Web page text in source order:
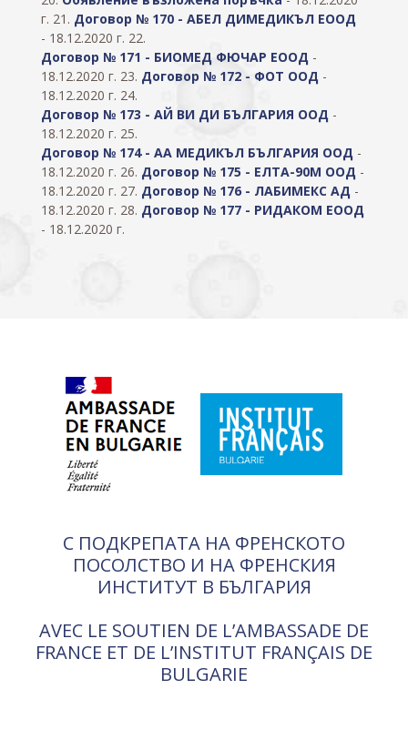
г. 21. Договор № 170 - АБЕЛ ДИМЕДИКЪЛ ЕООД
- 18.12.2020 г. 22.
Договор № 171 - БИОМЕД ФЮЧАР ЕООД -
18.12.2020 г. 23. Договор № 172 - ФОТ ООД -
18.12.2020 г. 24.
Договор № 173 - АЙ ВИ ДИ БЪЛГАРИЯ ООД -
18.12.2020 г. 25.
Договор № 174 - АА МЕДИКЪЛ БЪЛГАРИЯ ООД -
18.12.2020 г. 26. Договор № 175 - ЕЛТА-90М ООД -
18.12.2020 г. 27. Договор № 176 - ЛАБИМЕКС АД -
18.12.2020 г. 28. Договор № 177 - РИДАКОМ ЕООД
- 18.12.2020 г.
С ПОДКРЕПАТА НА ФРЕНСКОТО
ПОСОЛСТВО И НА ФРЕНСКИЯ
ИНСТИТУТ В БЪЛГАРИЯ
AVEC LE SOUTIEN DE L’AMBASSADE DE
FRANCE ET DE L’INSTITUT FRANÇAIS DE
BULGARIE